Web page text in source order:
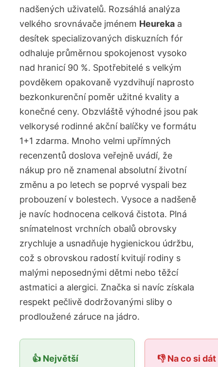
nadšených uživatelů. Rozsáhlá analýza
velkého srovnávače jménem Heureka a
desítek specializovaných diskuzních fór
odhaluje průměrnou spokojenost vysoko
nad hranicí 90 %. Spotřebitelé s velkým
povděkem opakovaně vyzdvihují naprosto
bezkonkurenční poměr užitné kvality a
konečné ceny. Obzvláště výhodné jsou pak
velkorysé rodinné akční balíčky ve formátu
1+1 zdarma. Mnoho velmi upřímných
recenzentů doslova veřejně uvádí, že
nákup pro ně znamenal absolutní životní
změnu a po letech se poprvé vyspali bez
probouzení v bolestech. Vysoce a nadšeně
je navíc hodnocena celková čistota. Plná
snímatelnost vrchních obalů obrovsky
zrychluje a usnadňuje hygienickou údržbu,
což s obrovskou radostí kvitují rodiny s
malými neposednými dětmi nebo těžcí
astmatici a alergici. Značka si navíc získala
respekt pečlivě dodržovanými sliby o
prodloužené záruce na jádro.
👍 Největší
👎 Na co si